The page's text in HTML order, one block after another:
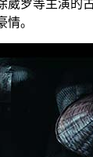
崴罗等主演的
。